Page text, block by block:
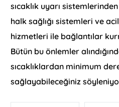
sıcaklık uyarı
halk sağlığı sistemleri ve
hizmetleri ile bağlantılar
Bütün bu önlemler
sıcaklıklardan minimum
sağlayabileceğiniz